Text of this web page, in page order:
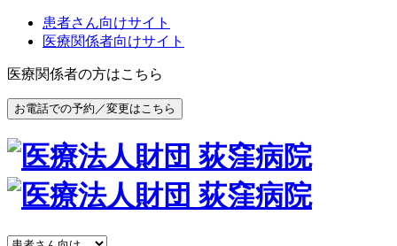
患者さん向けサイト
医療関係者向けサイト
医療関係者の方はこちら
お電話での予約／変更はこちら